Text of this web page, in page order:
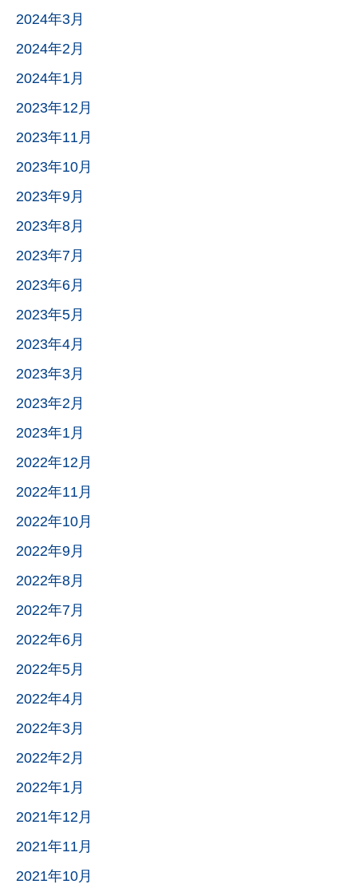
2024年3月
2024年2月
2024年1月
2023年12月
2023年11月
2023年10月
2023年9月
2023年8月
2023年7月
2023年6月
2023年5月
2023年4月
2023年3月
2023年2月
2023年1月
2022年12月
2022年11月
2022年10月
2022年9月
2022年8月
2022年7月
2022年6月
2022年5月
2022年4月
2022年3月
2022年2月
2022年1月
2021年12月
2021年11月
2021年10月